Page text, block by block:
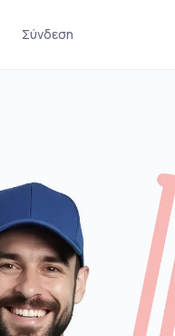
Σύνδεση